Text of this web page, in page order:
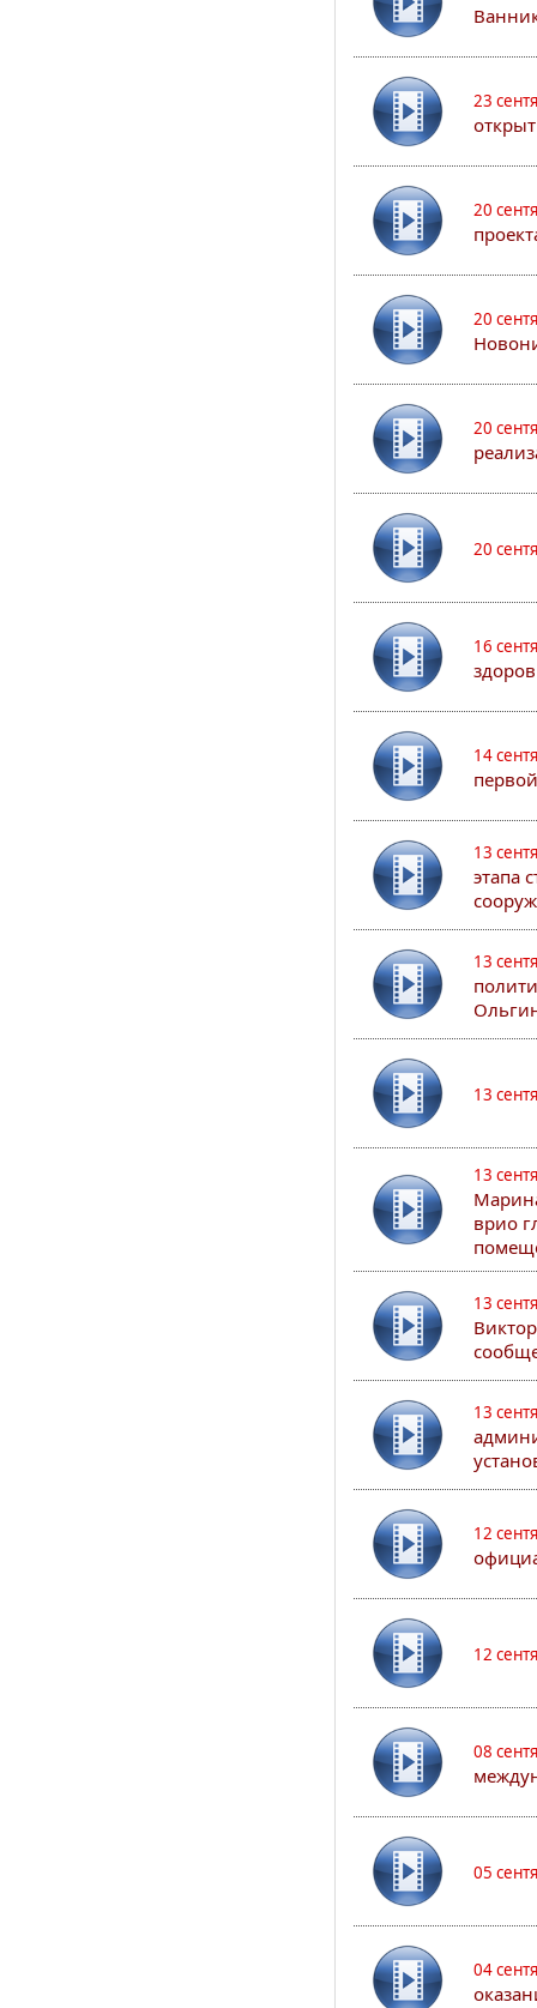
23
20
20
20
20
16
14
13
этапа
13
13
13
врио
13
13
12
12
08
05
04